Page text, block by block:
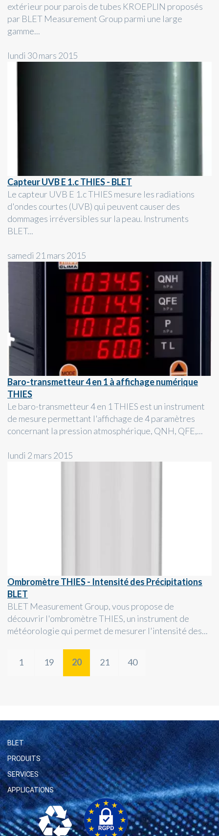
extérieur pour parois de tubes KROEPLIN proposés
par BLET Measurement Group parmi une large
gamme...
lundi 30 mars 2015
Capteur UVB E 1.c THIES - BLET
Le capteur UVB E 1.c THIES mesure les radiations
d'ondes courtes (UVB) qui peuvent causer des
dommages irréversibles sur la peau. Instruments
BLET...
samedi 21 mars 2015
Baro-transmetteur 4 en 1 à affichage numérique
THIES
Le baro-transmetteur 4 en 1 THIES est un instrument
de mesure permettant l'affichage de 4 paramètres
concernant la pression atmosphérique, QNH, QFE,...
lundi 2 mars 2015
Ombromètre THIES - Intensité des Précipitations
BLET
BLET Measurement Group, vous propose de
découvrir l'ombromètre THIES, un instrument de
météorologie qui permet de mesurer l'intensité des...
1 19 20 21 40
BLET
PRODUITS
SERVICES
APPLICATIONS